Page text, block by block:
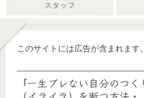
スタッフ
このサイトには広告が含まれます。
『一生ブレない自分のつ